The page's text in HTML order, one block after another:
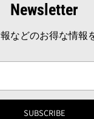
Newsletter
などのお得な情報
SUBSCRIBE